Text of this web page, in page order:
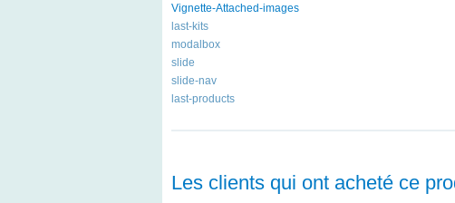
Vignette-Attached-images
last-kits
modalbox
slide
slide-nav
last-products
Les clients qui ont acheté ce